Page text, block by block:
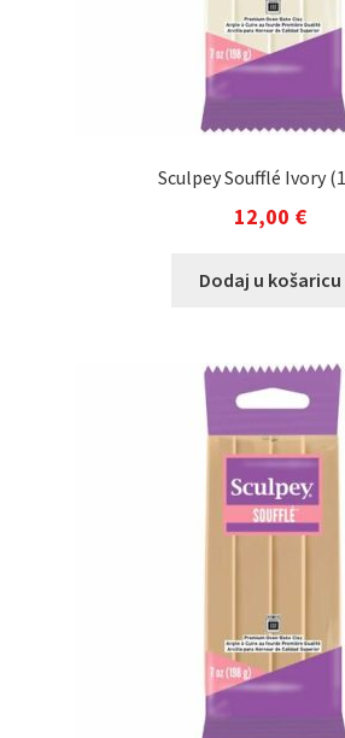
Sculpey Soufflé Ivory
12,00 €
Dodaj u košaricu